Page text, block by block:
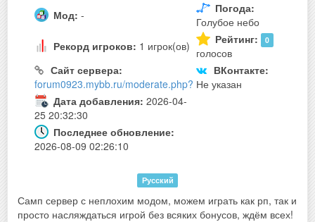
Мод: -
Погода:
Голубое небо
Рекорд игроков: 1 игрок(ов) Рейтинг: 0
голосов
Сайт сервера:
forum0923.mybb.ru/moderate.php?
ВКонтакте:
Не указан
Дата добавления: 2026-04-
25 20:32:30
Последнее обновление:
2026-08-09 02:26:10
Русский
Самп сервер с неплохим модом, можем играть как рп, так и
просто насляждаться игрой без всяких бонусов, ждём всех!